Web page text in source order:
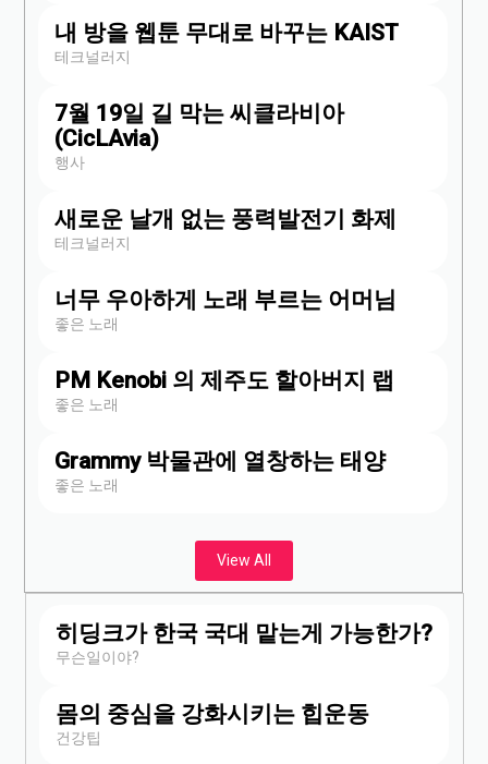
내 방을 웹툰 무대로 바꾸는 KAIST
테크널러지
7월 19일 길 막는 씨클라비아
(CicLAvia)
행사
새로운 날개 없는 풍력발전기 화제
테크널러지
너무 우아하게 노래 부르는 어머님
좋은 노래
PM Kenobi 의 제주도 할아버지 랩
좋은 노래
Grammy 박물관에 열창하는 태양
좋은 노래
View All
히딩크가 한국 국대 맡는게 가능한가?
무슨일이야?
몸의 중심을 강화시키는 힙운동
건강팁